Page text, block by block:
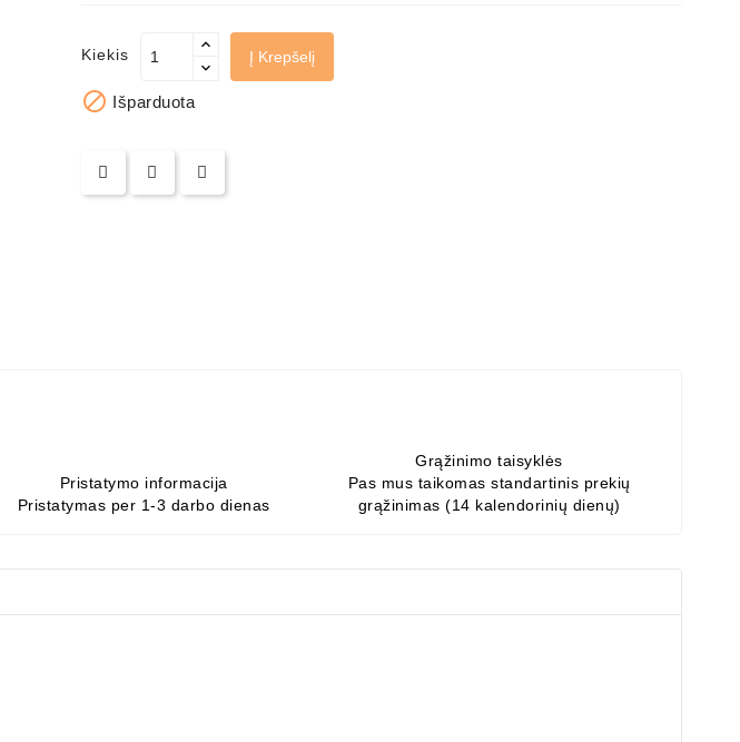
Kiekis Į Krepšelį
 Išparduota
Pristatymo informacija
Pristatymas per 1-3 darbo dienas
Grąžinimo taisyklės
Pas mus taikomas standartinis prekių
grąžinimas (14 kalendorinių dienų)